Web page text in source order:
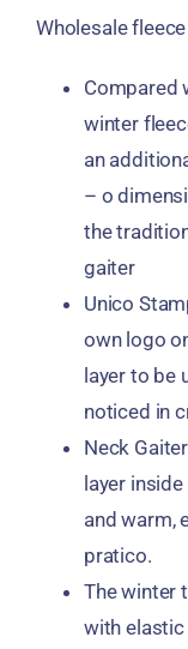
Wholesale
Compared
winter
an
– o
the
gaiter
Unico
own logo
layer to be
noticed in
Neck
layer
and warm,
pratico.
The winter
with